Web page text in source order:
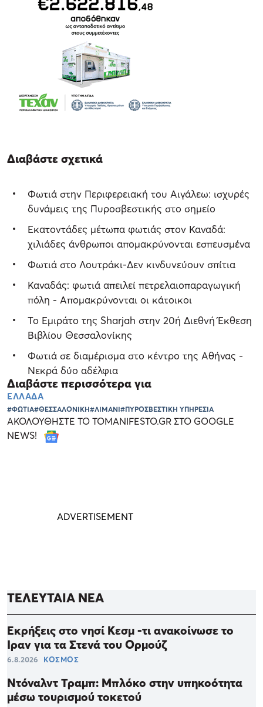
Διαβάστε σχετικά
Φωτιά στην Περιφερειακή του Αιγάλεω: ισχυρές
δυνάμεις της Πυροσβεστικής στο σημείο
Εκατοντάδες μέτωπα φωτιάς στον Καναδά:
χιλιάδες άνθρωποι απομακρύνονται εσπευσμένα
Φωτιά στο Λουτράκι-Δεν κινδυνεύουν σπίτια
Καναδάς: φωτιά απειλεί πετρελαιοπαραγωγική
πόλη - Απομακρύνονται οι κάτοικοι
Το Εμιράτο της Sharjah στην 20ή Διεθνή Έκθεση
Βιβλίου Θεσσαλονίκης
Φωτιά σε διαμέρισμα στο κέντρο της Αθήνας -
Νεκρά δύο αδέλφια
Διαβάστε περισσότερα για
ΕΛΛΑΔΑ
#ΦΩΤΙΑ#ΘΕΣΣΑΛΟΝΙΚΗ#ΛΙΜΑΝΙ#ΠΥΡΟΣΒΕΣΤΙΚΗ ΥΠΗΡΕΣΙΑ
ΑΚΟΛΟΥΘΗΣΤΕ ΤΟ TOMANIFESTO.GR ΣΤΟ GOOGLE
NEWS!
ΤΕΛΕΥΤΑΙΑ ΝΕΑ
Εκρήξεις στο νησί Κεσμ -τι ανακοίνωσε το
Ιραν για τα Στενά του Ορμούζ
6.8.2026 ΚΟΣΜΟΣ
Ντόναλντ Τραμπ: Μπλόκο στην υπηκοότητα
μέσω τουρισμού τοκετού